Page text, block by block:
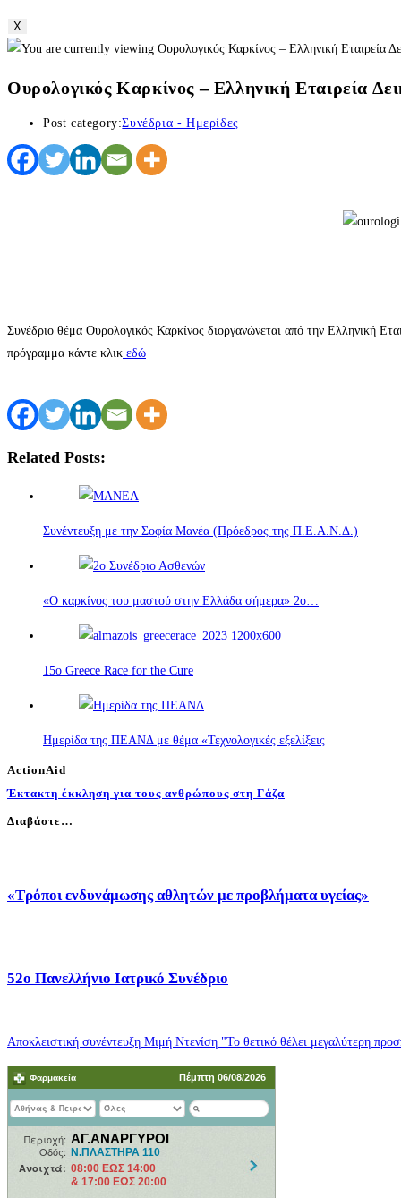
X
Ουρολογικός Καρκίνος – Ελληνική Εταιρεία
Post category:Συνέδρια - Ημερίδες
Συνέδριο θέμα Ουρολογικός Καρκίνος διοργανώνεται από την Ελληνική
πρόγραμμα κάντε κλικ εδώ
Related Posts:
Συνέντευξη με την Σοφία Μανέα (Πρόεδρος της Π.Ε.Α.Ν.Δ.)
«Ο καρκίνος του μαστού στην Ελλάδα σήμερα» 2ο…
15o Greece Race for the Cure
Ημερίδα της ΠΕΑΝΔ με θέμα «Τεχνολογικές εξελίξεις
ActionAid
Έκτακτη έκκληση για τους ανθρώπους στη Γάζα
Διαβάστε…
«Τρόποι ενδυνάμωσης αθλητών με προβλήματα υγείας»
52o Πανελλήνιο Ιατρικό Συνέδριο
Αποκλειστική συνέντευξη Μιμή Ντενίση "Το θετικό θέλει μεγαλύτερη